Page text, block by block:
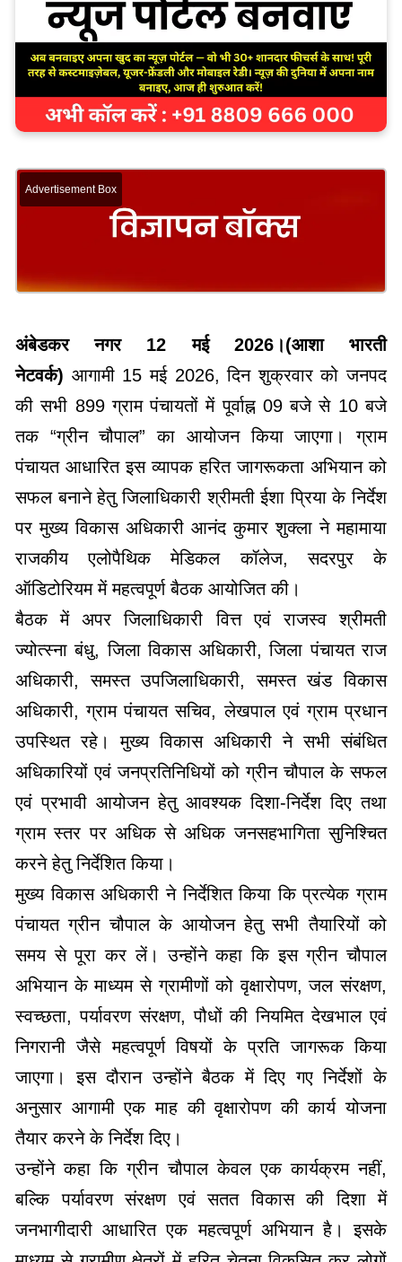
Advertisement Box
अंबेडकर नगर 12 मई 2026।(आशा भारती
नेटवर्क) आगामी 15 मई 2026, दिन शुक्रवार को जनपद
की सभी 899 ग्राम पंचायतों में पूर्वाह्न 09 बजे से 10 बजे
तक “ग्रीन चौपाल” का आयोजन किया जाएगा। ग्राम
पंचायत आधारित इस व्यापक हरित जागरूकता अभियान को
सफल बनाने हेतु जिलाधिकारी श्रीमती ईशा प्रिया के निर्देश
पर मुख्य विकास अधिकारी आनंद कुमार शुक्ला ने महामाया
राजकीय एलोपैथिक मेडिकल कॉलेज, सदरपुर के
ऑडिटोरियम में महत्वपूर्ण बैठक आयोजित की।
बैठक में अपर जिलाधिकारी वित्त एवं राजस्व श्रीमती
ज्योत्स्ना बंधु, जिला विकास अधिकारी, जिला पंचायत राज
अधिकारी, समस्त उपजिलाधिकारी, समस्त खंड विकास
अधिकारी, ग्राम पंचायत सचिव, लेखपाल एवं ग्राम प्रधान
उपस्थित रहे। मुख्य विकास अधिकारी ने सभी संबंधित
अधिकारियों एवं जनप्रतिनिधियों को ग्रीन चौपाल के सफल
एवं प्रभावी आयोजन हेतु आवश्यक दिशा-निर्देश दिए तथा
ग्राम स्तर पर अधिक से अधिक जनसहभागिता सुनिश्चित
करने हेतु निर्देशित किया।
मुख्य विकास अधिकारी ने निर्देशित किया कि प्रत्येक ग्राम
पंचायत ग्रीन चौपाल के आयोजन हेतु सभी तैयारियों को
समय से पूरा कर लें। उन्होंने कहा कि इस ग्रीन चौपाल
अभियान के माध्यम से ग्रामीणों को वृक्षारोपण, जल संरक्षण,
स्वच्छता, पर्यावरण संरक्षण, पौधों की नियमित देखभाल एवं
निगरानी जैसे महत्वपूर्ण विषयों के प्रति जागरूक किया
जाएगा। इस दौरान उन्होंने बैठक में दिए गए निर्देशों के
अनुसार आगामी एक माह की वृक्षारोपण की कार्य योजना
तैयार करने के निर्देश दिए।
उन्होंने कहा कि ग्रीन चौपाल केवल एक कार्यक्रम नहीं,
बल्कि पर्यावरण संरक्षण एवं सतत विकास की दिशा में
जनभागीदारी आधारित एक महत्वपूर्ण अभियान है। इसके